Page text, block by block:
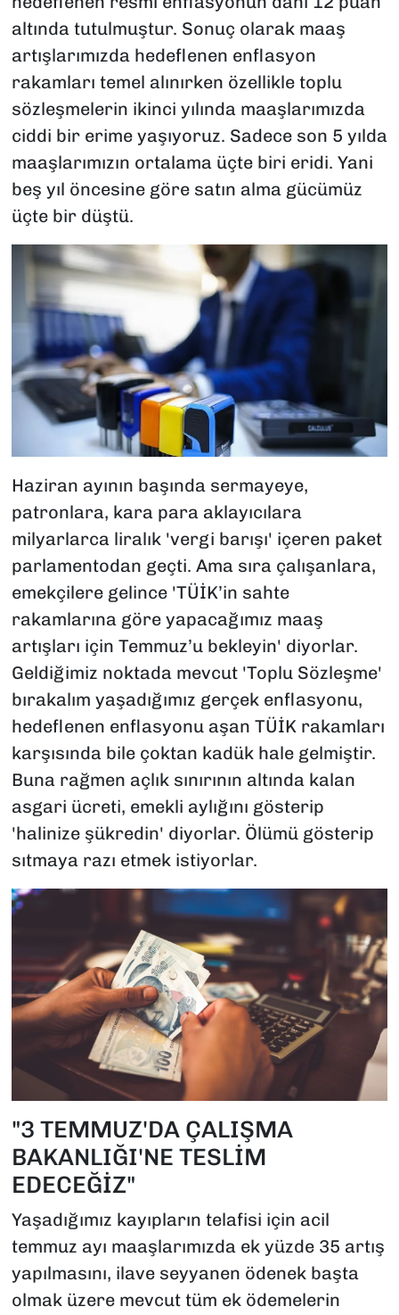
altında tutulmuştur. Sonuç olarak maaş
artışlarımızda hedeflenen enflasyon
rakamları temel alınırken özellikle toplu
sözleşmelerin ikinci yılında maaşlarımızda
ciddi bir erime yaşıyoruz. Sadece son 5 yılda
maaşlarımızın ortalama üçte biri eridi. Yani
beş yıl öncesine göre satın alma gücümüz
üçte bir düştü.
Haziran ayının başında sermayeye,
patronlara, kara para aklayıcılara
milyarlarca liralık 'vergi barışı' içeren paket
parlamentodan geçti. Ama sıra çalışanlara,
emekçilere gelince 'TÜİK’in sahte
rakamlarına göre yapacağımız maaş
artışları için Temmuz’u bekleyin' diyorlar.
Geldiğimiz noktada mevcut 'Toplu Sözleşme'
bırakalım yaşadığımız gerçek enflasyonu,
hedeflenen enflasyonu aşan TÜİK rakamları
karşısında bile çoktan kadük hale gelmiştir.
Buna rağmen açlık sınırının altında kalan
asgari ücreti, emekli aylığını gösterip
'halinize şükredin' diyorlar. Ölümü gösterip
sıtmaya razı etmek istiyorlar.
"3 TEMMUZ'DA ÇALIŞMA
BAKANLIĞI'NE TESLİM
EDECEĞİZ"
Yaşadığımız kayıpların telafisi için acil
temmuz ayı maaşlarımızda ek yüzde 35 artış
yapılmasını, ilave seyyanen ödenek başta
olmak üzere mevcut tüm ek ödemelerin